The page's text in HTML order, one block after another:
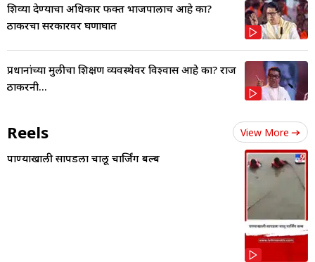
शिव्या देण्याचा अधिकार फक्त भाजपालाच आहे का?
ठाकरेंचा सरकारवर घणाघात
प्रधानांच्या मुलीचा शिक्षण व्यवस्थेवर विश्वास आहे का? राज
ठाकरेंनी...
Reels View More
पाण्याखाली सापडला चालू चार्जिंग बल्ब